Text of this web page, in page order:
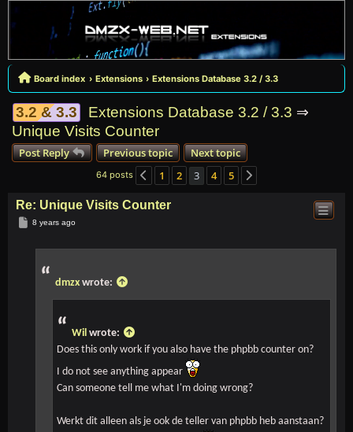
Board index Extensions Extensions Database 3.2 / 3.3
3.2 & 3.3 Extensions Database 3.2 / 3.3 ⇒
Unique Visits Counter
Post Reply Previous topic Next topic
64 posts Previous
1 2 3 4 5 Next
Re: Unique Visits Counter
Post
8 years ago
dmzx wrote:
Wil wrote:
Does this only work if you also have the phpbb counter on?
I do not see anything appear
Can someone tell me what I'm doing wrong?
Werkt dit alleen als je ook de teller van phpbb heb aanstaan?